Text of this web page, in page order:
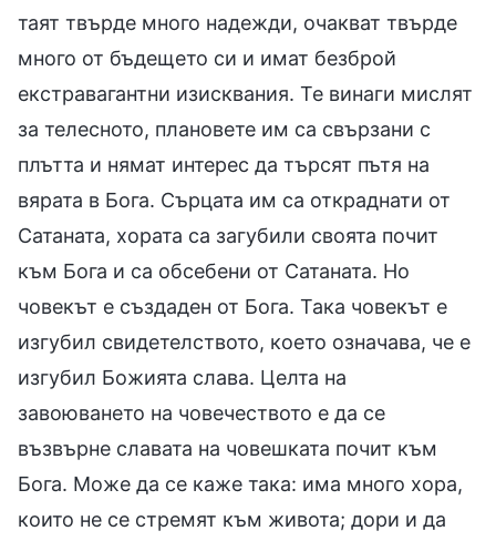
таят твърде много надежди, очакват твърде
много от бъдещето си и имат безброй
екстравагантни изисквания. Те винаги мислят
за телесното, плановете им са свързани с
плътта и нямат интерес да търсят пътя на
вярата в Бога. Сърцата им са откраднати от
Сатаната, хората са загубили своята почит
към Бога и са обсебени от Сатаната. Но
човекът е създаден от Бога. Така човекът е
изгубил свидетелството, което означава, че е
изгубил Божията слава. Целта на
завоюването на човечеството е да се
възвърне славата на човешката почит към
Бога. Може да се каже така: има много хора,
които не се стремят към живота; дори и да